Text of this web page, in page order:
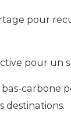
pour
pour un
bas-carbone
destinations.